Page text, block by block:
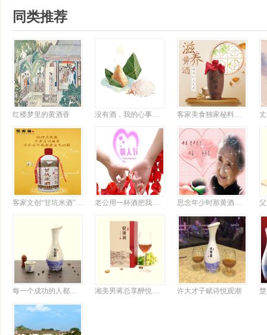
同类推荐
红楼梦里的黄酒香 没有酒，我的心事比粽子难消化 客家美食独家秘料揭晓，想吃粤菜有它就够了
客家文创“甘坑米酒”上新，或成行业标杆 老公用一杯酒把我搞定 思念年少时那黄酒飘香的日子
每一个成功的人都有自己的悦观潮情怀 湘美男蒋总享醉悦观潮诗意大发 许大才子赋诗悦观潮